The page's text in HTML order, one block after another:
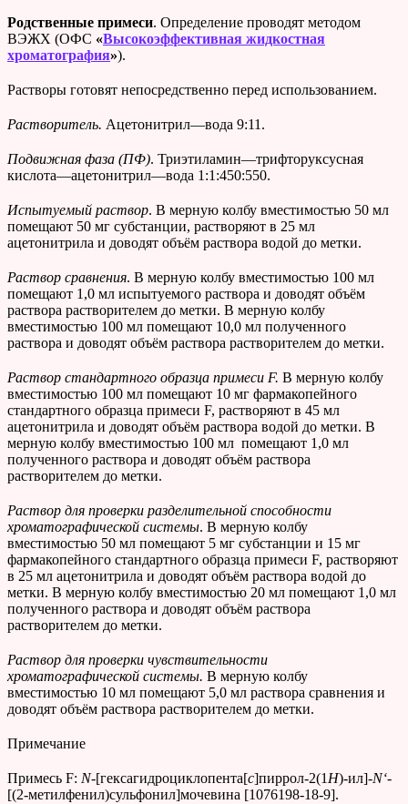
Родственные примеси. Определение проводят методом
ВЭЖХ (ОФС «Высокоэффективная жидкостная
хроматография»).
Растворы готовят непосредственно перед использованием.
Растворитель. Ацетонитрил—вода 9:11.
Подвижная фаза (ПФ). Триэтиламин—трифторуксусная
кислота—ацетонитрил—вода 1:1:450:550.
Испытуемый раствор. В мерную колбу вместимостью 50 мл
помещают 50 мг субстанции, растворяют в 25 мл
ацетонитрила и доводят объём раствора водой до метки.
Раствор сравнения. В мерную колбу вместимостью 100 мл
помещают 1,0 мл испытуемого раствора и доводят объём
раствора растворителем до метки. В мерную колбу
вместимостью 100 мл помещают 10,0 мл полученного
раствора и доводят объём раствора растворителем до метки.
Раствор стандартного образца примеси F. В мерную колбу
вместимостью 100 мл помещают 10 мг фармакопейного
стандартного образца примеси F, растворяют в 45 мл
ацетонитрила и доводят объём раствора водой до метки. В
мерную колбу вместимостью 100 мл помещают 1,0 мл
полученного раствора и доводят объём раствора
растворителем до метки.
Раствор для проверки разделительной способности
хроматографической системы. В мерную колбу
вместимостью 50 мл помещают 5 мг субстанции и 15 мг
фармакопейного стандартного образца примеси F, растворяют
в 25 мл ацетонитрила и доводят объём раствора водой до
метки. В мерную колбу вместимостью 20 мл помещают 1,0 мл
полученного раствора и доводят объём раствора
растворителем до метки.
Раствор для проверки чувствительности
хроматографической системы. В мерную колбу
вместимостью 10 мл помещают 5,0 мл раствора сравнения и
доводят объём раствора растворителем до метки.
Примечание
Примесь F: N-[гексагидроциклопента[c]пиррол-2(1 H)-ил]-N‘-
[(2-метилфенил)сульфонил]мочевина [1076198-18-9].